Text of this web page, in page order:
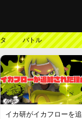
バトル
イカ研がイカフローを追